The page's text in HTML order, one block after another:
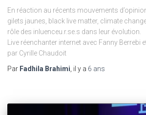
En réaction au récents mouvements
gilets jaunes, black live matter, climate
rôle des inluenceu.r.se.s dans leur évolution.
Live réenchanter internet avec Fanny Berrebi
par Cyrille Chaudoit
Par Fadhila Brahimi , il y a 6 ans